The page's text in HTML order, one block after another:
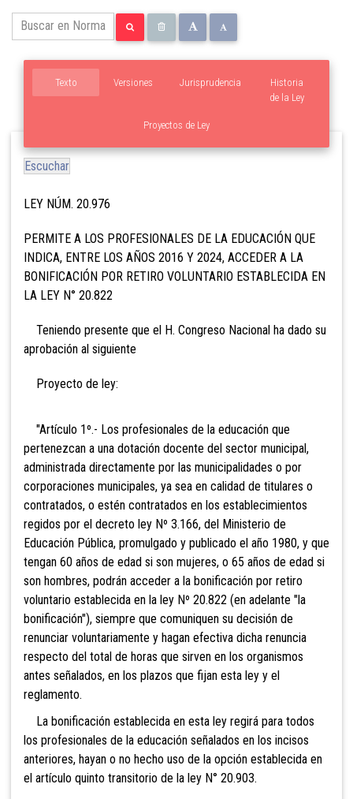
Texto Versiones
Proyectos de Ley
Historia
de la Ley
Jurisprudencia
Escuchar
LEY NÚM. 20.976
PERMITE A LOS PROFESIONALES DE LA EDUCACIÓN QUE
INDICA, ENTRE LOS AÑOS 2016 Y 2024, ACCEDER A LA
BONIFICACIÓN POR RETIRO VOLUNTARIO ESTABLECIDA EN
LA LEY N° 20.822
Teniendo presente que el H. Congreso Nacional ha dado su
aprobación al siguiente
Proyecto de ley:
"Artículo 1º.- Los profesionales de la educación que
pertenezcan a una dotación docente del sector municipal,
administrada directamente por las municipalidades o por
corporaciones municipales, ya sea en calidad de titulares o
contratados, o estén contratados en los establecimientos
regidos por el decreto ley Nº 3.166, del Ministerio de
Educación Pública, promulgado y publicado el año 1980, y que
tengan 60 años de edad si son mujeres, o 65 años de edad si
son hombres, podrán acceder a la bonificación por retiro
voluntario establecida en la ley Nº 20.822 (en adelante "la
bonificación"), siempre que comuniquen su decisión de
renunciar voluntariamente y hagan efectiva dicha renuncia
respecto del total de horas que sirven en los organismos
antes señalados, en los plazos que fijan esta ley y el
reglamento.
La bonificación establecida en esta ley regirá para todos
los profesionales de la educación señalados en los incisos
anteriores, hayan o no hecho uso de la opción establecida en
el artículo quinto transitorio de la ley N° 20.903.